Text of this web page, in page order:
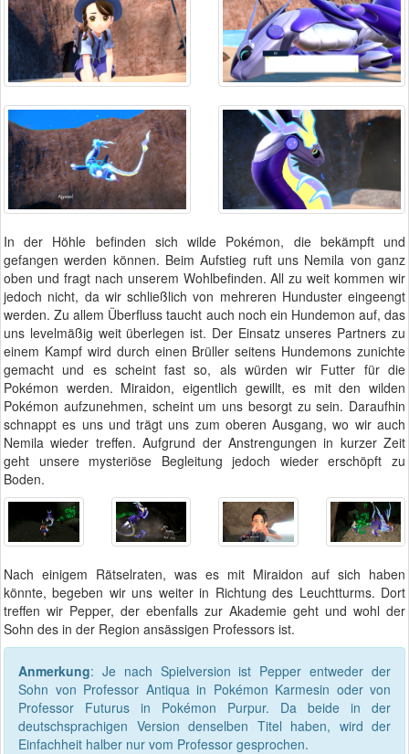
In der Höhle befinden sich wilde Pokémon, die bekämpft und
gefangen werden können. Beim Aufstieg ruft uns Nemila von ganz
oben und fragt nach unserem Wohlbefinden. All zu weit kommen wir
jedoch nicht, da wir schließlich von mehreren Hunduster eingeengt
werden. Zu allem Überfluss taucht auch noch ein Hundemon auf, das
uns levelmäßig weit überlegen ist. Der Einsatz unseres Partners zu
einem Kampf wird durch einen Brüller seitens Hundemons zunichte
gemacht und es scheint fast so, als würden wir Futter für die
Pokémon werden. Miraidon, eigentlich gewillt, es mit den wilden
Pokémon aufzunehmen, scheint um uns besorgt zu sein. Daraufhin
schnappt es uns und trägt uns zum oberen Ausgang, wo wir auch
Nemila wieder treffen. Aufgrund der Anstrengungen in kurzer Zeit
geht unsere mysteriöse Begleitung jedoch wieder erschöpft zu
Boden.
Nach einigem Rätselraten, was es mit Miraidon auf sich haben
könnte, begeben wir uns weiter in Richtung des Leuchtturms. Dort
treffen wir Pepper, der ebenfalls zur Akademie geht und wohl der
Sohn des in der Region ansässigen Professors ist.
Anmerkung: Je nach Spielversion ist Pepper entweder der
Sohn von Professor Antiqua in Pokémon Karmesin oder von
Professor Futurus in Pokémon Purpur. Da beide in der
deutschsprachigen Version denselben Titel haben, wird der
Einfachheit halber nur vom Professor gesprochen.